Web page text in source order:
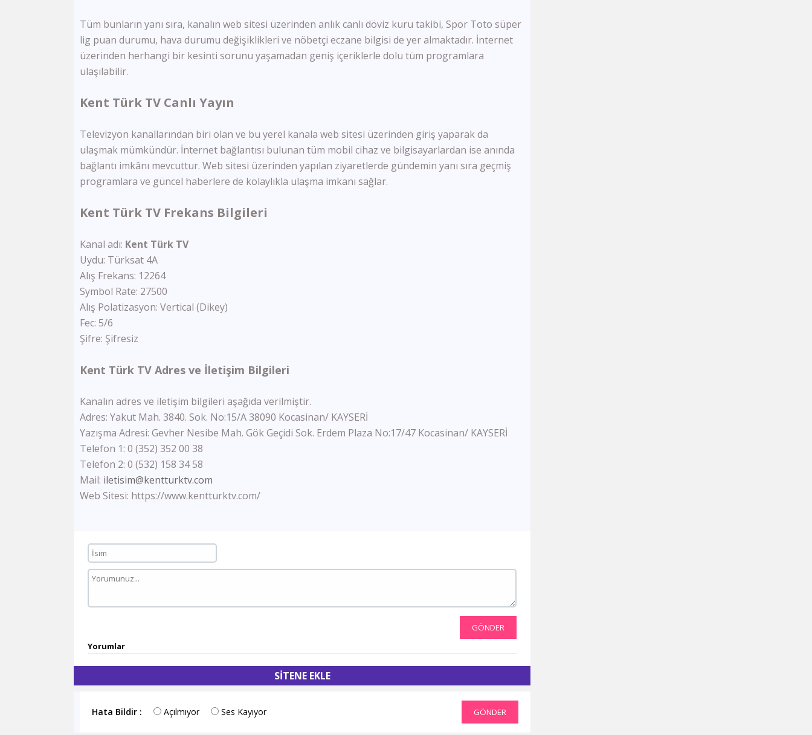
Cartoon Network
Minika GO
Minika Çocuk
Xezer Tv
ATV Azad
Cem Tv
TRT Eba İlkokul
Tek Rumeli Tv
Kanal B
Sim Tv
Ton Tv
Uçankuş Tv
Tüm bunların yanı sıra, kanalın web sitesi üzerinden anlık canlı döviz kuru takibi, Spor Toto süper
lig puan durumu, hava durumu değişiklikleri ve nöbetçi eczane bilgisi de yer almaktadır. İnternet
üzerinden herhangi bir kesinti sorunu yaşamadan geniş içeriklerle dolu tüm programlara
ulaşılabilir.
Kent Türk TV Canlı Yayın
Televizyon kanallarından biri olan ve bu yerel kanala web sitesi üzerinden giriş yaparak da
ulaşmak mümkündür. İnternet bağlantısı bulunan tüm mobil cihaz ve bilgisayarlardan ise anında
bağlantı imkânı mevcuttur. Web sitesi üzerinden yapılan ziyaretlerde gündemin yanı sıra geçmiş
programlara ve güncel haberlere de kolaylıkla ulaşma imkanı sağlar.
Kent Türk TV Frekans Bilgileri
Kanal adı: Kent Türk TV
Uydu: Türksat 4A
Alış Frekans: 12264
Symbol Rate: 27500
Alış Polatizasyon: Vertical (Dikey)
Fec: 5/6
Şifre: Şifresiz
Kent Türk TV Adres ve İletişim Bilgileri
Kanalın adres ve iletişim bilgileri aşağıda verilmiştir.
Adres: Yakut Mah. 3840. Sok. No:15/A 38090 Kocasinan/ KAYSERİ
Yazışma Adresi: Gevher Nesibe Mah. Gök Geçidi Sok. Erdem Plaza No:17/47 Kocasinan/ KAYSERİ
Telefon 1: 0 (352) 352 00 38
Telefon 2: 0 (532) 158 34 58
Mail: iletisim@kentturktv.com
Web Sitesi: https://www.kentturktv.com/
GÖNDER
Yorumlar
SİTENE EKLE
Hata Bildir : Açılmıyor Ses Kayıyor GÖNDER